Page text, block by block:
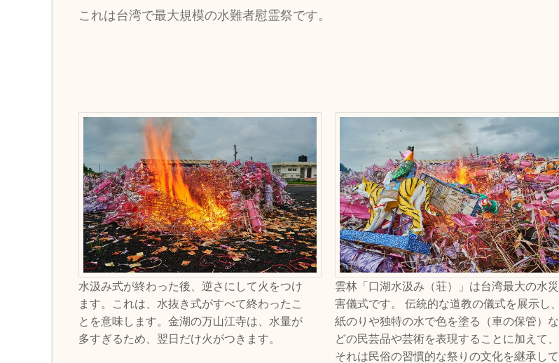
これは台湾で最大規模の水難者慰霊祭です。
水汲み式が終わった後、逆さにして火をつけ
ます。これは、水抜き式がすべて終わったこ
とを意味します。金湖の万山江寺は、水量が
多すぎるため、翌日だけ火がつきます。
雲林「口湖水汲み（荘）」は台湾最大の水災
害儀式です。 伝統的な道教の儀式を展示し、
紙のりや独特の水で色を塗る（車の保管）な
どの民芸品や芸術を表現することに加えて、
それは民俗の習慣的な祭りの文化を継承して